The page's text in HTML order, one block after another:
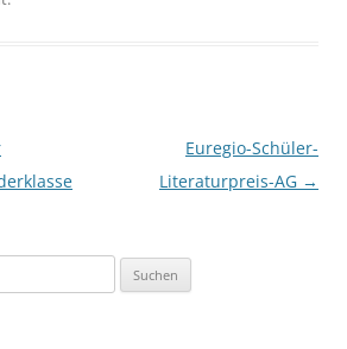
Euregio-Schüler-
Literaturpreis-AG →